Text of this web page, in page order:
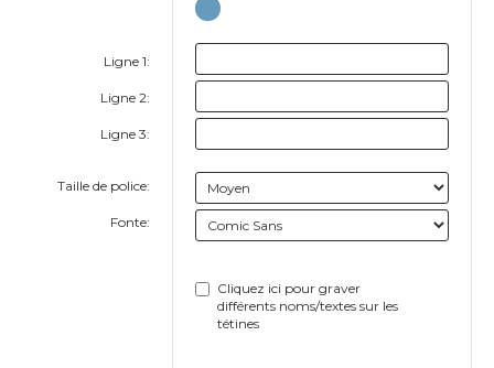
Ligne 1:
Ligne 2:
Ligne 3:
Taille de police:
Fonte:
Cliquez ici pour graver
différents noms/textes sur les
tétines